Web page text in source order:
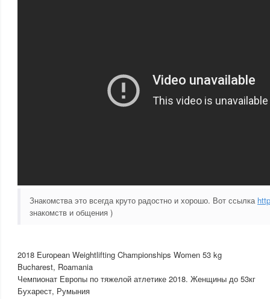
Знакомства это всегда круто радостно и хорошо. Вот ссылка
знакомств и общения )
2018 European Weightlifting Championships Women 53 kg
Bucharest, Roamania
Чемпионат Европы по тяжелой атлетике 2018. Женщины до 53кг
Бухарест, Румыния